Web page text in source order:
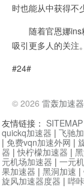
时也能从中获得不
随着官恩娜ins
吸引更多人的关注。
#24#
© 2026 雷轰加速器
友情链接： SITEMAP
quickq加速器 | 飞驰
| 免费vqn加速外网 |
器 |快柠檬加速器 |
元机场加速器 | 一元
果加速器 | 黑洞加速 |
旋风加速器度器 | 哔